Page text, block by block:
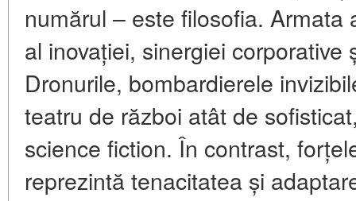
numărul – este filosofia.
al inovației, sinergiei corporative
Dronurile, bombardierele
teatru de război atât de
science fiction. În contrast,
reprezintă tenacitatea și